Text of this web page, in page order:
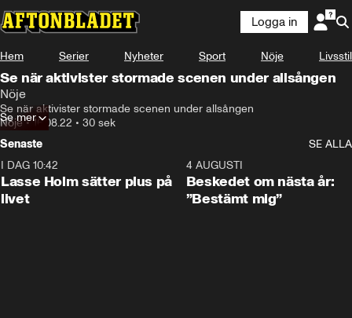
Logga in
Hem Serier Nyheter Sport Nöje Livsstil
Se när aktivister stormade scenen under allsången
Nöje
Se när aktivister stormade scenen under allsången
Nöje•16.08.22 • 30 sek
Se mer
Senaste
SE ALLA
I DAG 10:42
Lasse Holm sätter plus på
livet
4 AUGUSTI
Beskedet om nästa år:
”Bestämt mig”